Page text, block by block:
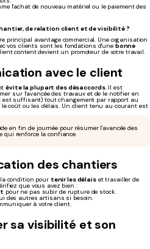
l'achat de nouveau matériel ou le paiement des
de relation client et de visibilité ?
principal avantage commercial. Une organisation
vos clients sont les fondations d'une bonne
content devient un promoteur de votre travail.
avec le client
évite la plupart des désaccords. Il est
sur l'avancée des travaux et de le notifier en
est suffisant) tout changement par rapport au
coût ou les délais. Un client tenu au courant est
en fin de journée pour résumer l'avancée des
qui renforce la confiance.
des chantiers
condition pour tenir les délaiset travailler de
que vous avez bien :
pour ne pas subir de rupture de stock.
des autres artisans si besoin.
à votre client.
sa visibilité et son